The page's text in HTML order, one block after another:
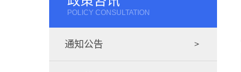
POLICY CONSULTATION
通知公告